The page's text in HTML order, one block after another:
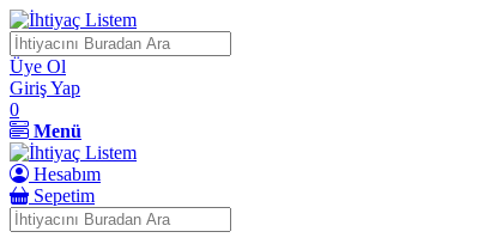
İçeriği
Geç
Üye Ol
Giriş Yap
0
Menü
Hesabım
Sepetim